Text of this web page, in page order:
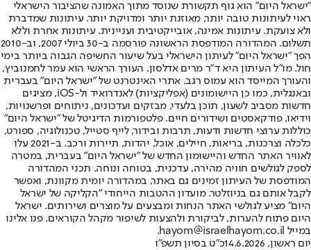
"ישראל היום" הוא גוף תקשורת שנוסד מתוך האמונה שהציבור הישראלי
ראוי לעיתונות טובה יותר, מאוזנת יותר ומדויקת יותר. עיתונות שמדברת
ולא צועקת. עיתונות אמינה, אובייקטיבית ועניינית. עיתונות אחרת וללא
תשלום. המהדורה המודפסת הראשונה פורסמה ב-30 ביולי 2007, וב-2010
הפך "ישראל היום" לעיתון הישראלי בעל שיעור החשיפה הגבוה ביותר בימי
חול. מו"ל העיתון היא ד"ר מרים אדלסון. העורך הראשי הוא עמר לחמנוביץ,
והעורך המייסד הוא עמוס רגב. אתרי האינטרנט של "ישראל היום" בעברית
ובאנגלית, כמו כן היישומונים (אפליקציות) לאנדרואיד ול-iOS, מציגים
חדשות מסביב לשעון, תוכן בלעדי, מבזקים ועדכונים, ניתוחים ופרשנויות,
וידיאו, פודקאסטים ושידורים חיים. פלטפורמות הדיגיטל של "ישראל היום"
כוללות ערוצי חדשות ודעות, תרבות ובידור, לייף סטייל, טכנולוגיה, ספורט,
כלכלה וצרכנות, בריאות, חיילים, אוכל, יהדות, תיירות ורכב. ב-2021 עלו
לאוויר האתר החדש והיישומון החדש של "ישראל היום" בעברית, במטרה
לספק לגולשים חוויה מהירה, עדכנית, בטוחה ונוחה. תכני המהדורה
המודפסת של העיתון זמינים גם באתר, במהדורה יומית מקוונת, ואפשר
לקבל אותם גם בניוזלטר. מועדון ההטבות הייחודי "הקליקה של ישראל
היום" מציע לגולשי האתר הנחות ומבצעים על מוצרים ושירותים. ישראל
היום פתוח להערות, לביקורת ולהצעות לשיפור מקהל הקוראים. פנו אלינו
במייל hayom@israelhayom.co.il.
יום ראשון, 14.6.2026
כ"ט בסיון תשפ"ו